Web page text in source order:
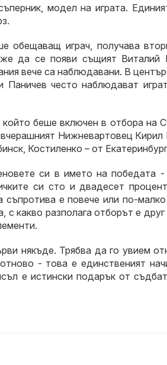
модел на играта.
обещаващ играч, получава
да се появи същият Виталий
вече са наблюдавани. В
често наблюдават
беше включен в отбора на
Нижневартовец Кирил
Костиленко – от
си в името на победата
си сто и двадесет
е повече или по-
какво разполага отборът е
някъде. Трябва да го увием
- това е единственият
е истински подарък от